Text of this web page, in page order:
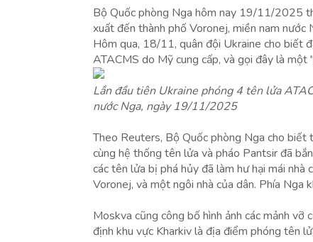
Bộ Quốc phòng Nga hôm nay 19/11/2025
xuất đến thành phố Voronej, miền nam
Hôm qua, 18/11, quân đội Ukraine cho biết
ATACMS do Mỹ cung cấp, và gọi đây là một
Lần đầu tiên Ukraine phóng 4 tên lửa
nước Nga, ngày 19/11/2025
Theo Reuters, Bộ Quốc phòng Nga cho
cùng hệ thống tên lửa và pháo Pantsir đã
các tên lửa bị phá hủy đã làm hư hại mái
Voronej, và một ngôi nhà của dân. Phía Nga
Moskva cũng công bố hình ảnh các mảnh
định khu vực Kharkiv là địa điểm phóng tên